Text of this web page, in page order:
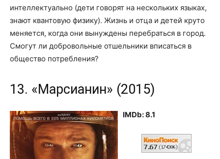
интеллектуально (дети говорят на нескольких языках,
знают квантовую физику). Жизнь и отца и детей круто
меняется, когда они вынуждены перебраться в город.
Смогут ли добровольные отшельники вписаться в
общество потребления?
13. «Марсианин» (2015)
IMDb: 8.1